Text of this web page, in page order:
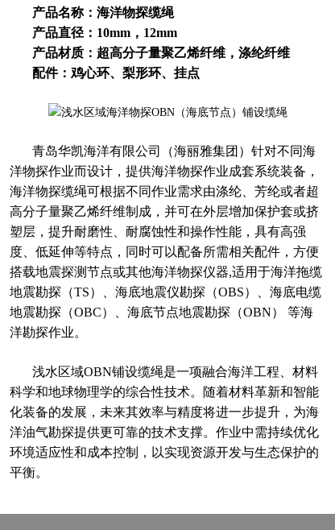
产品名称：海洋物探缆绳
产品直径：10mm，12mm
产品材质：超高分子量聚乙烯纤维，涤纶纤维
配件：鸡心环、梨形环、挂点
青岛华凯海洋有限公司（海丽雅集团）针对不同海
洋物探作业而设计，提供海洋物探作业成套系统装备，
海洋物探缆绳可根据不同作业需求由涤纶、芳纶或者超
高分子量聚乙烯纤维制成，并可在外层增加保护套或挤
塑层，提升耐磨性、耐腐蚀性和操作性能，具有高强
度、低延伸等特点，同时可以配备所需相关配件，方便
搭载地震探测节点或其他海洋物探仪器,适用于海洋拖缆
地震勘探（TS）、海底地震仪勘探（OBS）、海底电缆
地震勘探（OBC）、海底节点地震勘探（OBN） 等海
洋勘探作业。
浅水区域OBN铺设缆绳是一项融合海洋工程、材料
科学和地球物理学的综合性技术。随着材料革新和智能
化装备的发展，未来其效率与精度将进一步提升，为海
洋油气勘探提供更可靠的技术支撑。作业中需持续优化
环境适应性和成本控制，以实现资源开发与生态保护的
平衡。